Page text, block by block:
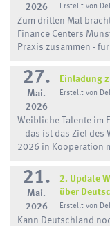
2026
Erstellt von
Zum dritten Mal
Finance Centers
Praxis zusammen -
27.
Mai.
2026
Einladung
Erstellt von
Weibliche Talente im
– das ist das Ziel des
2026 in Kooperation
21.
Mai.
2026
2. Update
über
Erstellt von
Kann Deutschland